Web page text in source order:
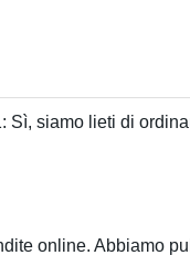
siamo lieti di
online. Abbiamo